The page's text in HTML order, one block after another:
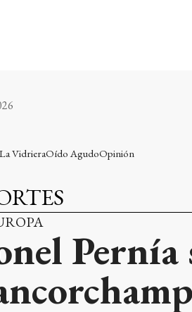
La VidrieraOído AgudoOpinión
Pernía